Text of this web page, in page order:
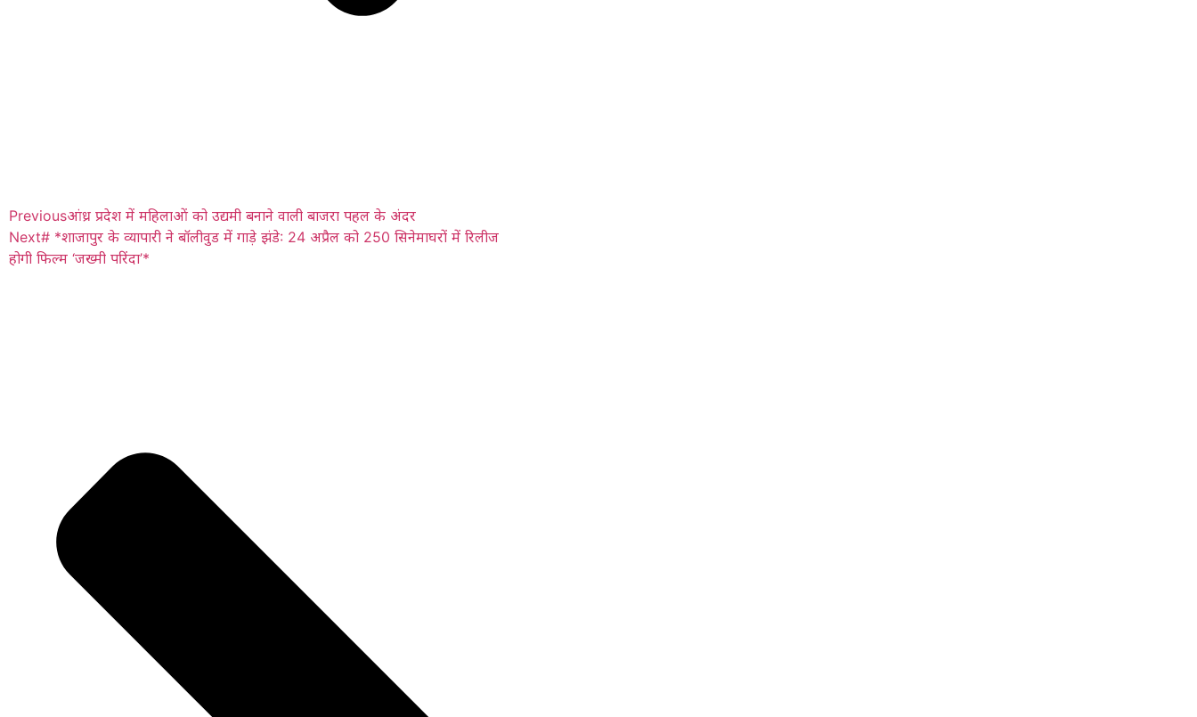
Previousआंध्र प्रदेश में महिलाओं को उद्यमी बनाने वाली बाजरा पहल के अंदर
Next# *शाजापुर के व्यापारी ने बॉलीवुड में गाड़े झंडे: 24 अप्रैल को 250 सिनेमाघरों में रिलीज
होगी फिल्म ‘जख्मी परिंदा’*